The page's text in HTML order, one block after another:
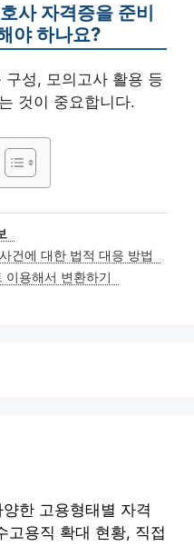
사 자격증을 준비
야 하나요?
성, 모의고사 활용 등
것이 중요합니다.
건에 대한 법적 대응 방법
용해서 변환하기
한 고용형태별 자격
고용직 확대 현황, 직접